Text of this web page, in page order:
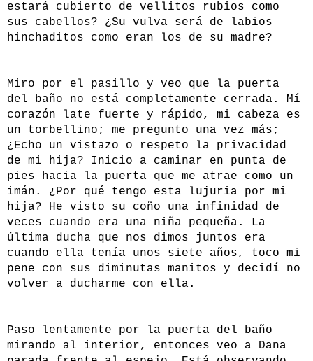
estará cubierto de vellitos rubios como
sus cabellos? ¿Su vulva será de labios
hinchaditos como eran los de su madre?
Miro por el pasillo y veo que la puerta
del baño no está completamente cerrada. Mí
corazón late fuerte y rápido, mi cabeza es
un torbellino; me pregunto una vez más;
¿Echo un vistazo o respeto la privacidad
de mi hija? Inicio a caminar en punta de
pies hacia la puerta que me atrae como un
imán. ¿Por qué tengo esta lujuria por mi
hija? He visto su coño una infinidad de
veces cuando era una niña pequeña. La
última ducha que nos dimos juntos era
cuando ella tenía unos siete años, toco mi
pene con sus diminutas manitos y decidí no
volver a ducharme con ella.
Paso lentamente por la puerta del baño
mirando al interior, entonces veo a Dana